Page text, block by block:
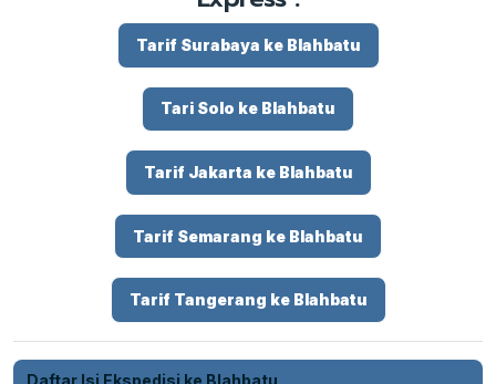
Tarif Surabaya ke Blahbatu
Tari Solo ke Blahbatu
Tarif Jakarta ke Blahbatu
Tarif Semarang ke Blahbatu
Tarif Tangerang ke Blahbatu
Daftar Isi Ekspedisi ke Blahbatu